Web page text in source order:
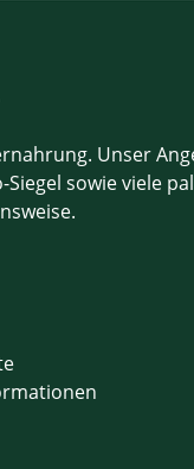
Unser
sowie viele